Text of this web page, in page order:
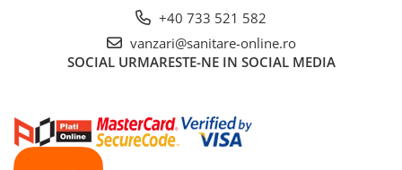
+40 733 521 582
vanzari@sanitare-online.ro
SOCIAL URMARESTE-NE IN SOCIAL MEDIA